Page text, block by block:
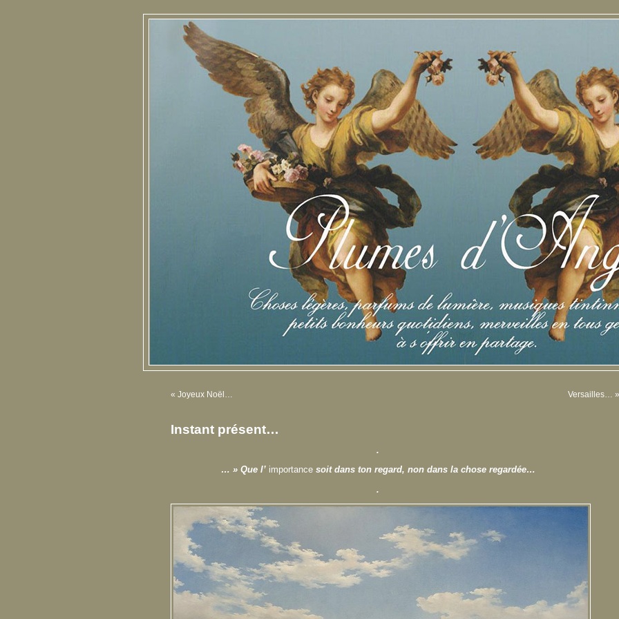
« Joyeux Noël… Versailles… »
Instant présent…
.
… » Que l’ importancesoit dans ton regard, non dans la chose regardée…
.